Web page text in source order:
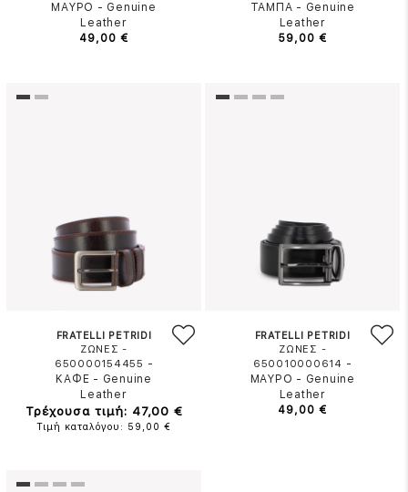
ΜΑΥΡΟ - Genuine
Leather
49,00 €
ΤΑΜΠΑ - Genuine
Leather
59,00 €
FRATELLI PETRIDI
ΖΩΝΕΣ -
650000154455 -
ΚΑΦΕ - Genuine
Leather
Τρέχουσα τιμή: 47,00 €
Τιμή καταλόγου: 59,00 €
FRATELLI PETRIDI
ΖΩΝΕΣ -
650010000614 -
ΜΑΥΡΟ - Genuine
Leather
49,00 €